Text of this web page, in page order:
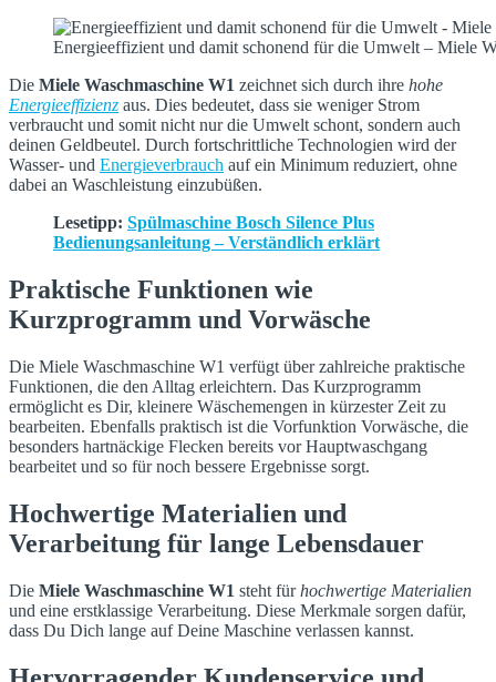
Energieeffizient und damit schonend für die Umwelt – Miele
Die Miele Waschmaschine W1 zeichnet sich durch ihre hohe
Energieeffizienz aus. Dies bedeutet, dass sie weniger Strom
verbraucht und somit nicht nur die Umwelt schont, sondern auch
deinen Geldbeutel. Durch fortschrittliche Technologien wird der
Wasser- und Energieverbrauch auf ein Minimum reduziert, ohne
dabei an Waschleistung einzubüßen.
Lesetipp: Spülmaschine Bosch Silence Plus
Bedienungsanleitung – Verständlich erklärt
Praktische Funktionen wie
Kurzprogramm und Vorwäsche
Die Miele Waschmaschine W1 verfügt über zahlreiche praktische
Funktionen, die den Alltag erleichtern. Das Kurzprogramm
ermöglicht es Dir, kleinere Wäschemengen in kürzester Zeit zu
bearbeiten. Ebenfalls praktisch ist die Vorfunktion Vorwäsche, die
besonders hartnäckige Flecken bereits vor Hauptwaschgang
bearbeitet und so für noch bessere Ergebnisse sorgt.
Hochwertige Materialien und
Verarbeitung für lange Lebensdauer
Die Miele Waschmaschine W1 steht fürhochwertige Materialien
und eine erstklassige Verarbeitung. Diese Merkmale sorgen dafür,
dass Du Dich lange auf Deine Maschine verlassen kannst.